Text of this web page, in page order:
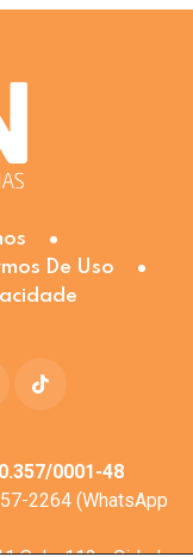
De Uso
0001-48
2264 (WhatsApp